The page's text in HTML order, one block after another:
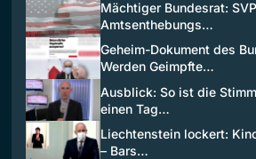
Mächtiger Bundesrat:
Amtsenthebungs…
Geheim-Dokument des
Werden Geimpfte…
Ausblick: So ist die
einen Tag…
Liechtenstein lockert:
– Bars…